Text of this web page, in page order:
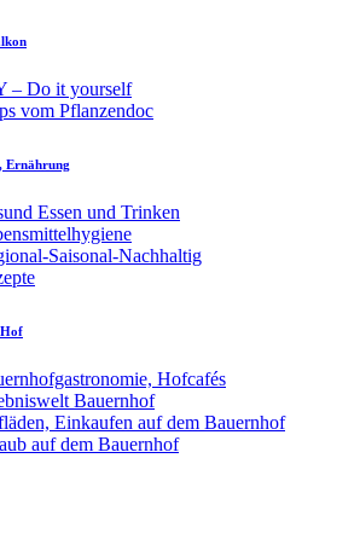
– Do it yourself
vom Pflanzendoc
Ernährung
Essen und Trinken
Saisonal-Nachhaltig
Hofcafés
Bauernhof
Einkaufen auf dem Bauernhof
auf dem Bauernhof